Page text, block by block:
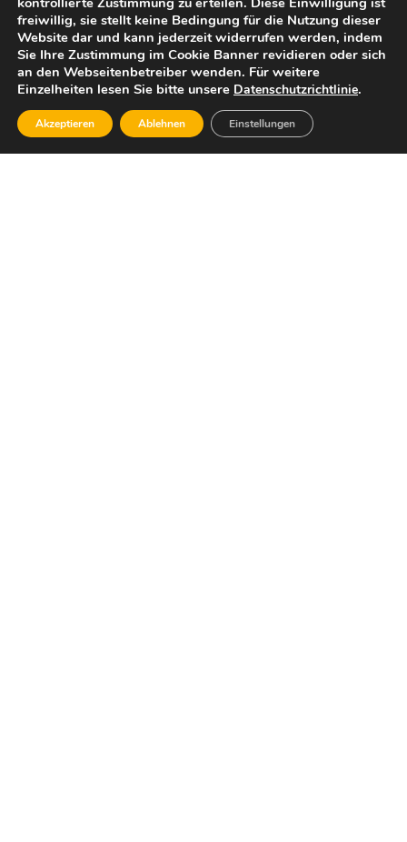
freiwillig, sie stellt keine Bedingung für die Nutzung dieser
Website dar und kann jederzeit widerrufen werden, indem
Sie Ihre Zustimmung im Cookie Banner revidieren oder sich
an den Webseitenbetreiber wenden. Für weitere
Einzelheiten lesen Sie bitte unsere Datenschutzrichtlinie.
Akzeptieren Ablehnen Einstellungen